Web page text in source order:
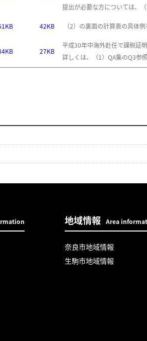
提出が必要な方については、（
42KB （2）の裏面の計算表の具体例
27KB
平成30年中海外赴任で課税証
詳しくは、（1）QA集のQ3参照
地域情報 Area
奈良市地域情報
生駒市地域情報